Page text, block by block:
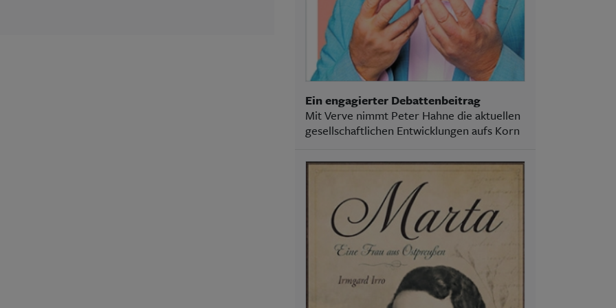
Ein engagierter Debattenbeitrag
Mit Verve nimmt Peter Hahne die aktuellen
gesellschaftlichen Entwicklungen aufs Korn